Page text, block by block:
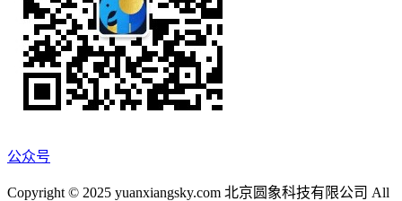
公众号
Copyright © 2025 yuanxiangsky.com 北京圆象科技有限公司 All